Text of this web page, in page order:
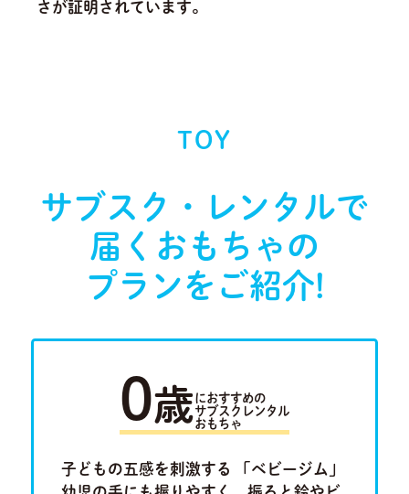
さが証明されています。
TOY
サブスク・レンタルで
届く おもちゃの
プランをご紹介!
0歳におすすめの
サブスクレンタル
おもちゃ
子どもの五感を刺激する 「ベビージム」